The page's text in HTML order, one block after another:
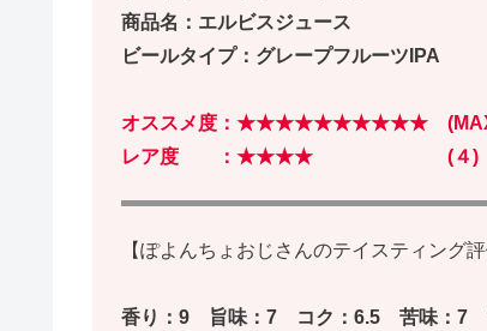
商品名：エルビスジュース
ビールタイプ：グレープフルーツIPA
オススメ度：★★★★★★★★★★
レア度 ：★★★★ (４)
【ぽよんちょおじさんのテイスティング
香り：9 旨味：7 コク：6.5 苦味：7